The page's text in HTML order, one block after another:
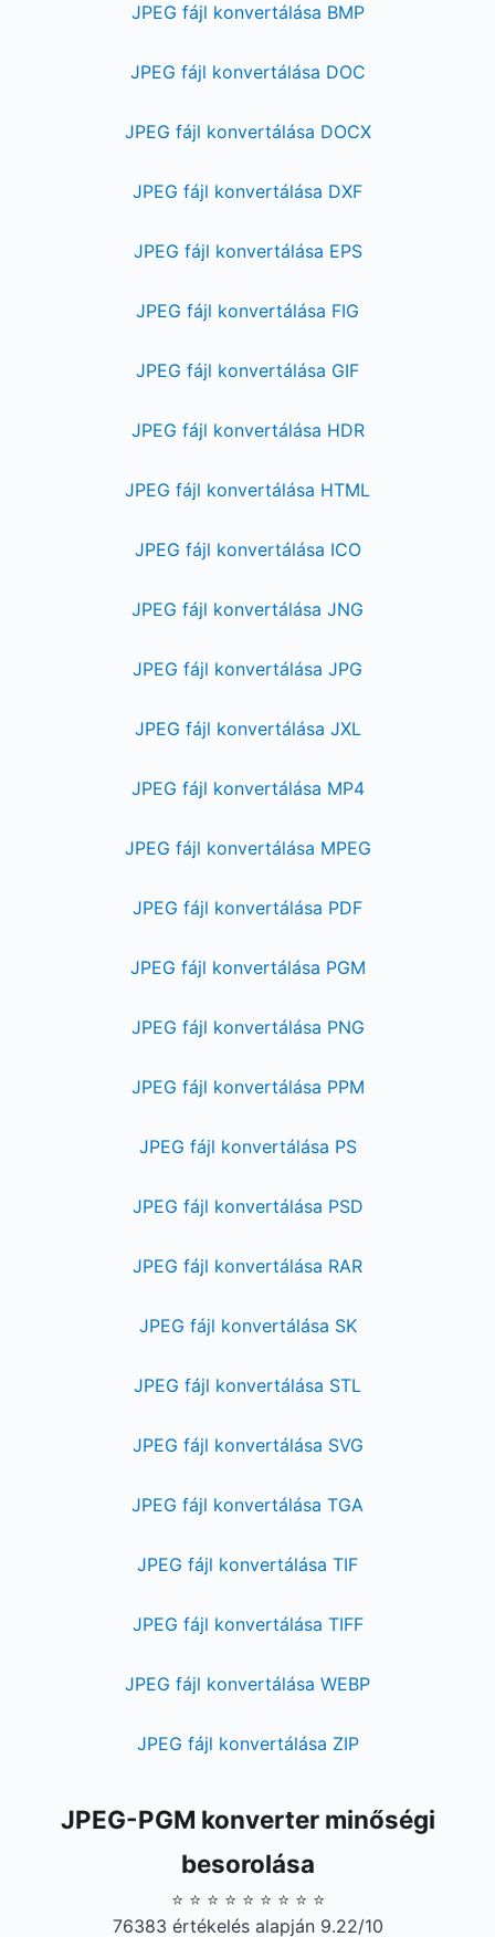
JPEG fájl konvertálása BMP
JPEG fájl konvertálása DOC
JPEG fájl konvertálása DOCX
JPEG fájl konvertálása DXF
JPEG fájl konvertálása EPS
JPEG fájl konvertálása FIG
JPEG fájl konvertálása GIF
JPEG fájl konvertálása HDR
JPEG fájl konvertálása HTML
JPEG fájl konvertálása ICO
JPEG fájl konvertálása JNG
JPEG fájl konvertálása JPG
JPEG fájl konvertálása JXL
JPEG fájl konvertálása MP4
JPEG fájl konvertálása MPEG
JPEG fájl konvertálása PDF
JPEG fájl konvertálása PGM
JPEG fájl konvertálása PNG
JPEG fájl konvertálása PPM
JPEG fájl konvertálása PS
JPEG fájl konvertálása PSD
JPEG fájl konvertálása RAR
JPEG fájl konvertálása SK
JPEG fájl konvertálása STL
JPEG fájl konvertálása SVG
JPEG fájl konvertálása TGA
JPEG fájl konvertálása TIF
JPEG fájl konvertálása TIFF
JPEG fájl konvertálása WEBP
JPEG fájl konvertálása ZIP
JPEG-PGM konverter minőségi
besorolása
⭐ ⭐ ⭐ ⭐ ⭐ ⭐ ⭐ ⭐ ⭐
76383 értékelés alapján 9.22/10